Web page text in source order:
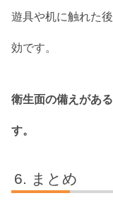
遊具や机に触れた
効です。
衛生面の備えがあ
す。
まとめ